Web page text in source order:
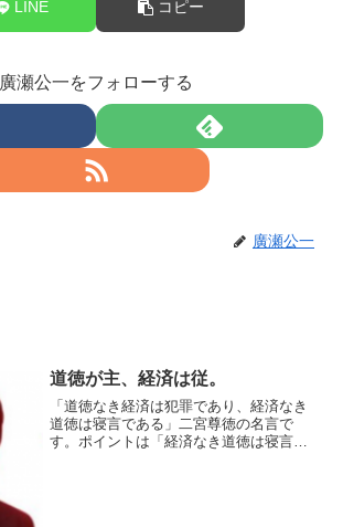
LINE コピー
廣瀬公一をフォローする
廣瀬公一
道徳が主、経済は従。
「道徳なき経済は犯罪であり、経済なき
道徳は寝言である」二宮尊徳の名言で
す。ポイントは「経済なき道徳は寝言で